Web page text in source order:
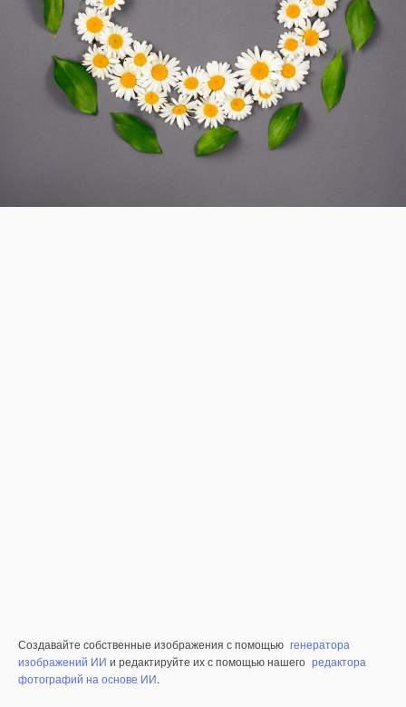
Создавайте собственные изображения с помощью генератора
изображений ИИ и редактируйте их с помощью нашего редактора
фотографий на основе ИИ.